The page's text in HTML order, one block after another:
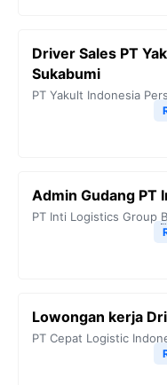
Driver Sales PT
Sukabumi
PT Yakult Indonesia
Admin Gudang PT
PT Inti Logistics Group
Lowongan kerja
PT Cepat Logistic